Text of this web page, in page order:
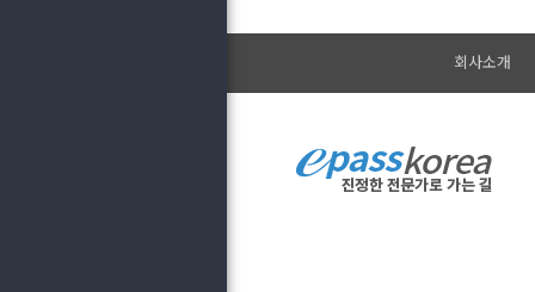
회사소개